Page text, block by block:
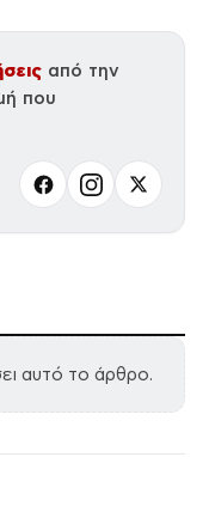
από την
που
αυτό το άρθρο.